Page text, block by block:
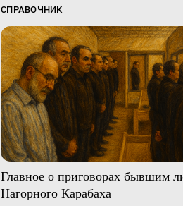
СПРАВОЧНИК
Главное о приговорах бывшим
Нагорного Карабаха